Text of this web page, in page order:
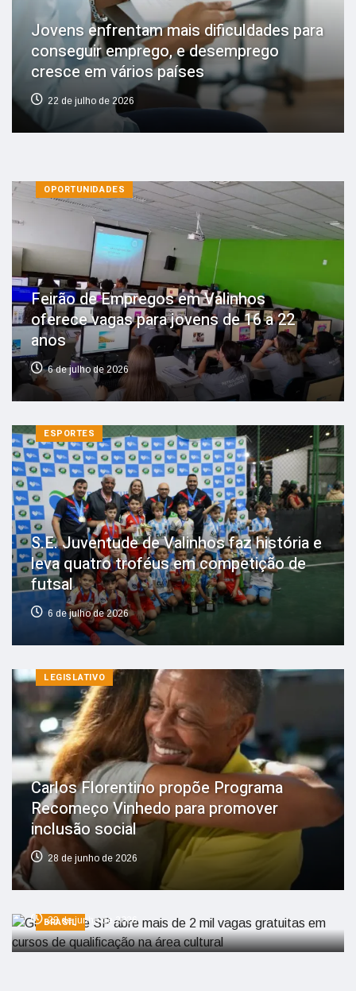
Jovens enfrentam mais dificuldades para
conseguir emprego, e desemprego
cresce em vários países
22 de julho de 2026
OPORTUNIDADES
Feirão de Empregos em Valinhos
oferece vagas para jovens de 16 a 22
anos
6 de julho de 2026
ESPORTES
S.E. Juventude de Valinhos faz história e
leva quatro troféus em competição de
futsal
6 de julho de 2026
LEGISLATIVO
Carlos Florentino propõe Programa
Recomeço Vinhedo para promover
inclusão social
28 de junho de 2026
BRASIL
Governo de SP abre mais de 2 mil vagas
gratuitas em cursos de qualificação na
área cultural
23 de junho de 2026